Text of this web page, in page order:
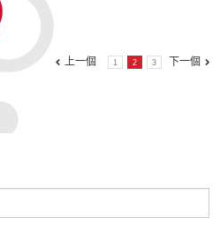
上一個 1 2 3 下一個